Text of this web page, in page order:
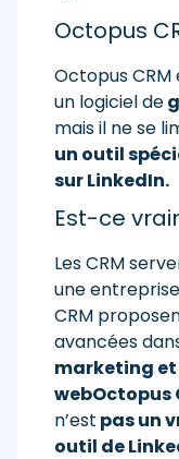
Octopus
Octopus CRM
un logiciel de
mais il ne se
un outil
sur LinkedIn.
Est-ce
Les CRM
une
CRM
avancées
marketing et
webOctopus
n’est pas un
outil de